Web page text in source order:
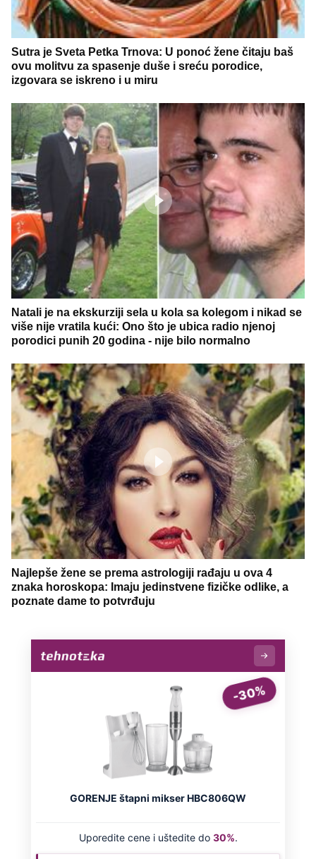
Sutra je Sveta Petka Trnova: U ponoć žene čitaju baš
ovu molitvu za spasenje duše i sreću porodice,
izgovara se iskreno i u miru
Natali je na ekskurziji sela u kola sa kolegom i nikad se
više nije vratila kući: Ono što je ubica radio njenoj
porodici punih 20 godina - nije bilo normalno
Najlepše žene se prema astrologiji rađaju u ova 4
znaka horoskopa: Imaju jedinstvene fizičke odlike, a
poznate dame to potvrđuju